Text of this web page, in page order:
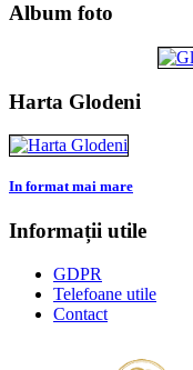
Album foto
Harta Glodeni
In format mai mare
Informații utile
GDPR
Telefoane utile
Contact